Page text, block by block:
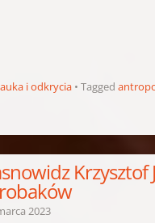
i odkrycia Tagged
Krzysztof
2023